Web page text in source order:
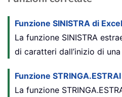
Funzione SINISTRA di Excel
La funzione SINISTRA
di caratteri dall’inizio di
Funzione
La funzione